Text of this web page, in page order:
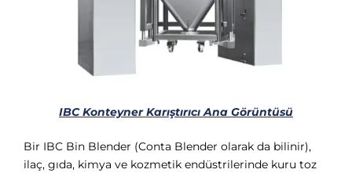
IBC Konteyner Karıştırıcı Ana Görüntüsü
Bir IBC Bin Blender (Conta Blender olarak da bilinir),
ilaç, gıda, kimya ve kozmetik endüstrilerinde kuru toz